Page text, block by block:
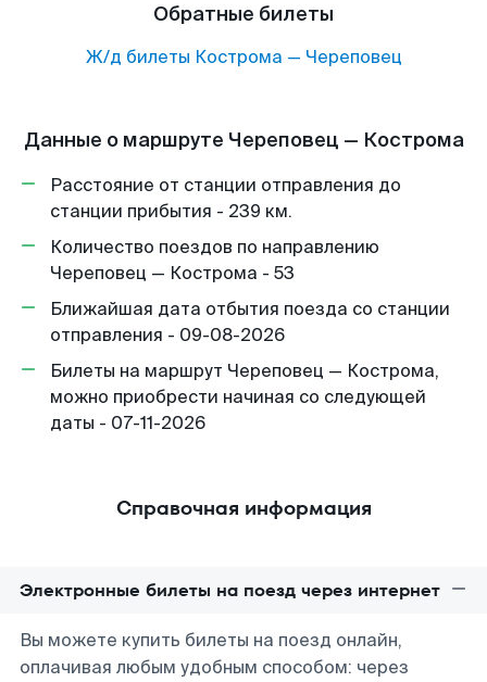
Обратные билеты
Ж/д билеты Кострома — Череповец
Данные о маршруте Череповец — Кострома
Расстояние от станции отправления до
станции прибытия - 239 км.
Количество поездов по направлению
Череповец — Кострома - 53
Ближайшая дата отбытия поезда со станции
отправления - 09-08-2026
Билеты на маршрут Череповец — Кострома,
можно приобрести начиная со следующей
даты - 07-11-2026
Справочная информация
Электронные билеты на поезд через интернет
Вы можете купить билеты на поезд онлайн,
оплачивая любым удобным способом: через